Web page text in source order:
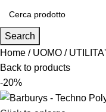
Search
Home
UOMO UTILITA'
Back to products
-20%